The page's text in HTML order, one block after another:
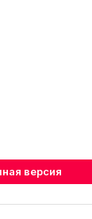
версия